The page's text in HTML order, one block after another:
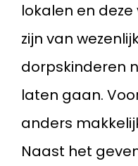
lokalen en
zijn van
dorpskinderen
laten gaan.
anders
Naast het